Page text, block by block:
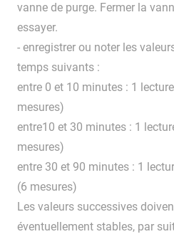
vanne de purge. Fermer la
essayer.
- enregistrer ou noter les
temps suivants :
entre 0 et 10 minutes : 1
mesures)
entre10 et 30 minutes : 1
mesures)
entre 30 et 90 minutes : 1
(6 mesures)
Les valeurs successives
éventuellement stables, par